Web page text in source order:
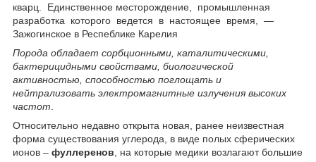
кварц. Единственное месторождение, промышленная
разработка которого ведется в настоящее время, —
Зажогинское в Респеблике Карелия
Порода обладает сорбционными, каталитическими,
бактерицидными свойствами, биологической
активностью, способностью поглощать и
нейтрализовать электромагнитные излучения высоких
частот
Относительно недавно открыта новая, ранее неизвестная
форма существования углерода, в виде полых сферических
ионов – фуллеренов , на которые медики возлагают большие